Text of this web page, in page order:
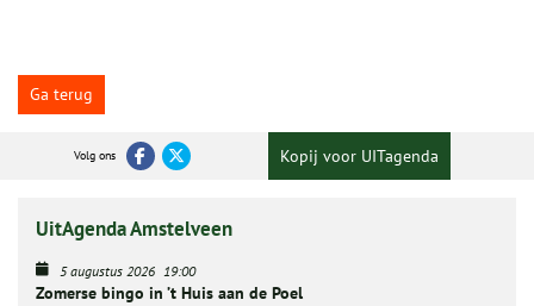
Ga terug
Volg ons Kopij voor UITagenda
UitAgenda Amstelveen
5 augustus 2026 19:00
Zomerse bingo in ’t Huis aan de Poel